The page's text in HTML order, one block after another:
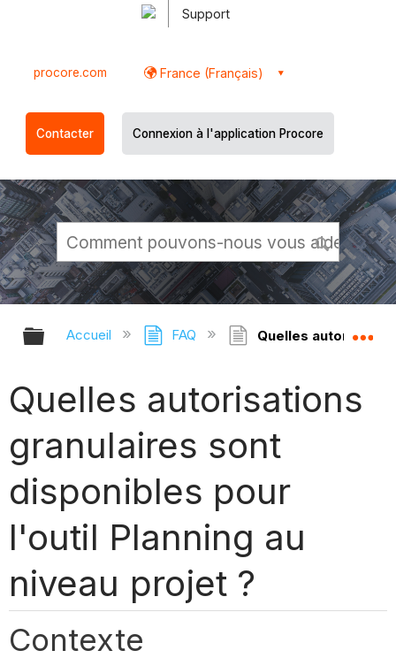
Support
procore.com France (Français)
Contacter Connexion à l'application Procore
Développer/réduire la hiérarchie
Accueil FAQ Quelles
Quelles autorisations
granulaires sont
disponibles pour
l'outil Planning au
niveau projet ?
Contexte